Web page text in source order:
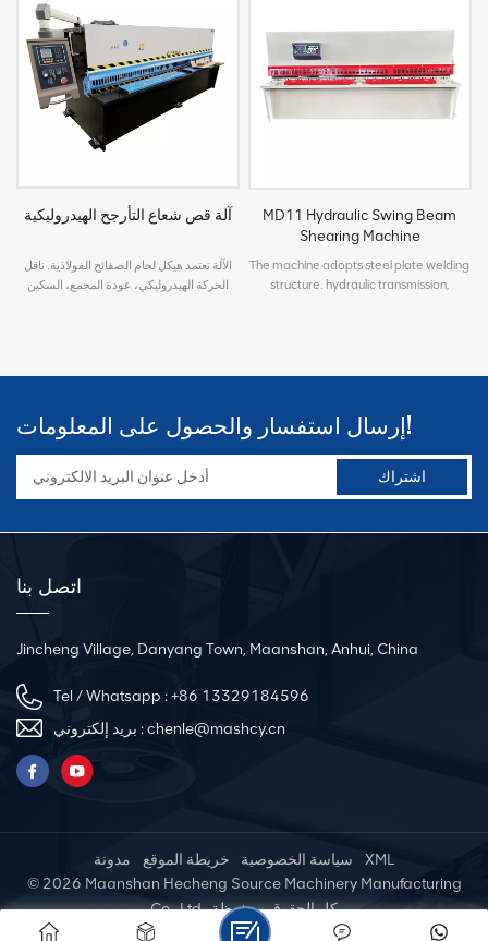
آلة قص شعاع التأرجح الهيدروليكية
الآلة تعتمد هيكل لحام الصفائح الفولاذية. ناقل
الحركة الهيدروليكي، عودة المجمع، السكين
MD11 Hydraulic Swing Beam
Shearing Machine
The machine adopts steel plate welding
structure. hydraulic transmission,
position display of the rear retaining is
more accurate.
إرسال استفسار والحصول على المعلومات!
اتصل بنا
Jincheng Village, Danyang Town, Maanshan, Anhui, China
Tel / Whatsapp :+86 13329184596
بريد إلكتروني :chenle@mashcy.cn
مدونة خريطة الموقع سياسة الخصوصية
XML
© 2026 Maanshan Hecheng Source Machinery Manufacturing
Co., Ltd. .كل الحقوق محفوظة
شبكة IPv6 مدعومة